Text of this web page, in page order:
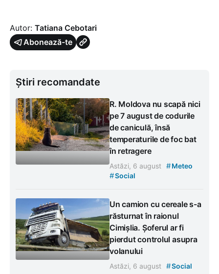
Autor: Tatiana Cebotari
Abonează-te
Știri recomandate
R. Moldova nu scapă nici
pe 7 august de codurile
de caniculă, însă
temperaturile de foc bat
în retragere
Astăzi, 6 august #Meteo
#Social
Un camion cu cereale s-a
răsturnat în raionul
Cimișlia. Șoferul ar fi
pierdut controlul asupra
volanului
Astăzi, 6 august #Social